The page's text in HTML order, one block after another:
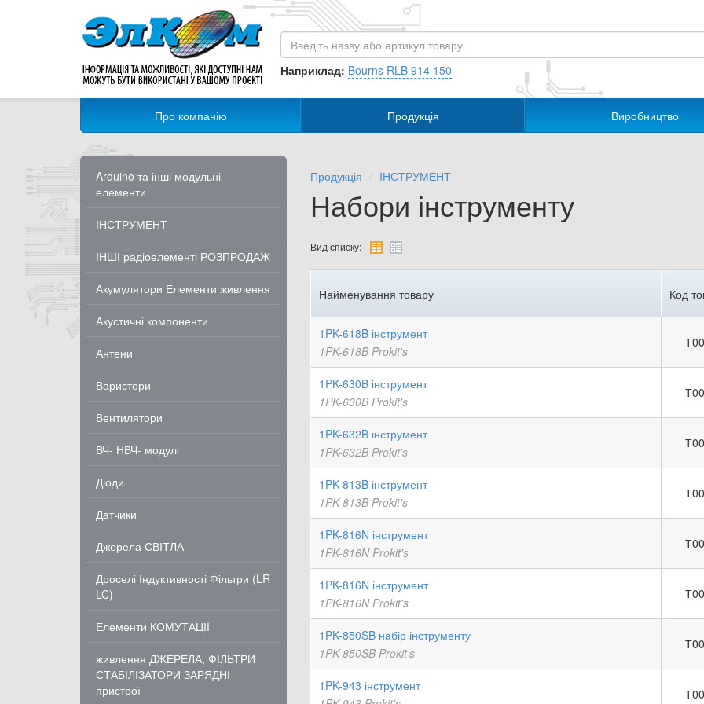
Наприклад: Bourns RLB 914 150
Про компанію Продукція Виробництво
Arduino та інші модульні
елементи
ІНСТРУМЕНТ
ІНШІ радіоелементі РОЗПРОДАЖ
Акумулятори Елементи живлення
Акустичні компоненти
Антени
Варистори
Вентилятори
ВЧ- НВЧ- модулі
Діоди
Датчики
Джерела СВІТЛА
Дроселі Індуктивності Фільтри (LR
LC)
Елементи КОМУТАЦІЇ
живлення ДЖЕРЕЛА, ФІЛЬТРИ
СТАБІЛІЗАТОРИ ЗАРЯДНІ
пристрої
Продукція ІНСТРУМЕНТ
Набори інструменту
Вид списку:
Найменування товару Код
1PK-618B інструмент
1PK-618B Prokit's
1PK-630B інструмент
1PK-630B Prokit's
1PK-632B інструмент
1PK-632B Prokit's
1PK-813B інструмент
1PK-813B Prokit's
1PK-816N інструмент
1PK-816N Prokit's
1PK-816N інструмент
1PK-816N Prokit's
1PK-850SB набір інструменту
1PK-850SB Prokit's
1PK-943 інструмент